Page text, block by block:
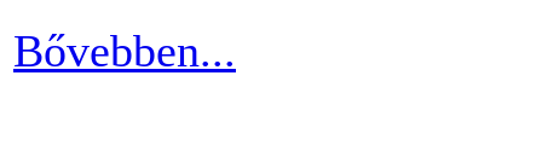
Bővebben...